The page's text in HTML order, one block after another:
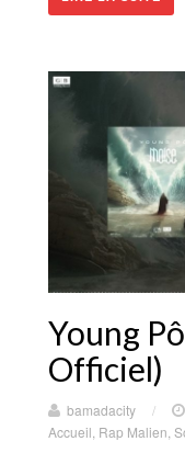
Young
Officiel)
bamadacity /
Accueil Rap Malien